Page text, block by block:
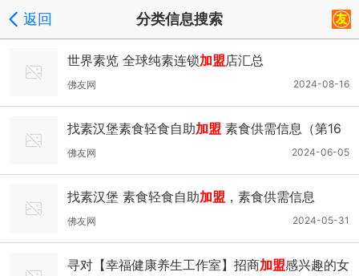
返回 分类信息搜索
世界素览 全球纯素连锁加盟店汇总
2024-08-16
佛友网
找素汉堡素食轻食自助加盟 素食供需信息（第16
期）
2024-06-05
佛友网
找素汉堡 素食轻食自助加盟 ，素食供需信息
2024-05-31
佛友网
寻对【幸福健康养生工作室】招商加盟感兴趣的女